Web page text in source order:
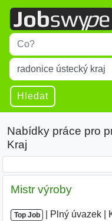
Title
Type 1 or more
Místo
Type 1 or more
Hledat
Nabídky práce pro
Kraj
Mistr výroby
Top Job Plný úvazek